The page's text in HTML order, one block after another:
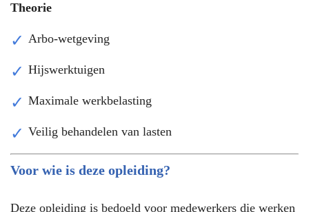
Theorie
Arbo-wetgeving
Hijswerktuigen
Maximale werkbelasting
Veilig behandelen van lasten
Voor wie is deze opleiding?
Deze opleiding is bedoeld voor medewerkers die werken